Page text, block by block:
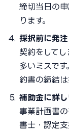
締切当日の
ります。
採択前に発
契約をして
多いミスで
約書の締結は
補助金に詳
事業計画書
書士・認定